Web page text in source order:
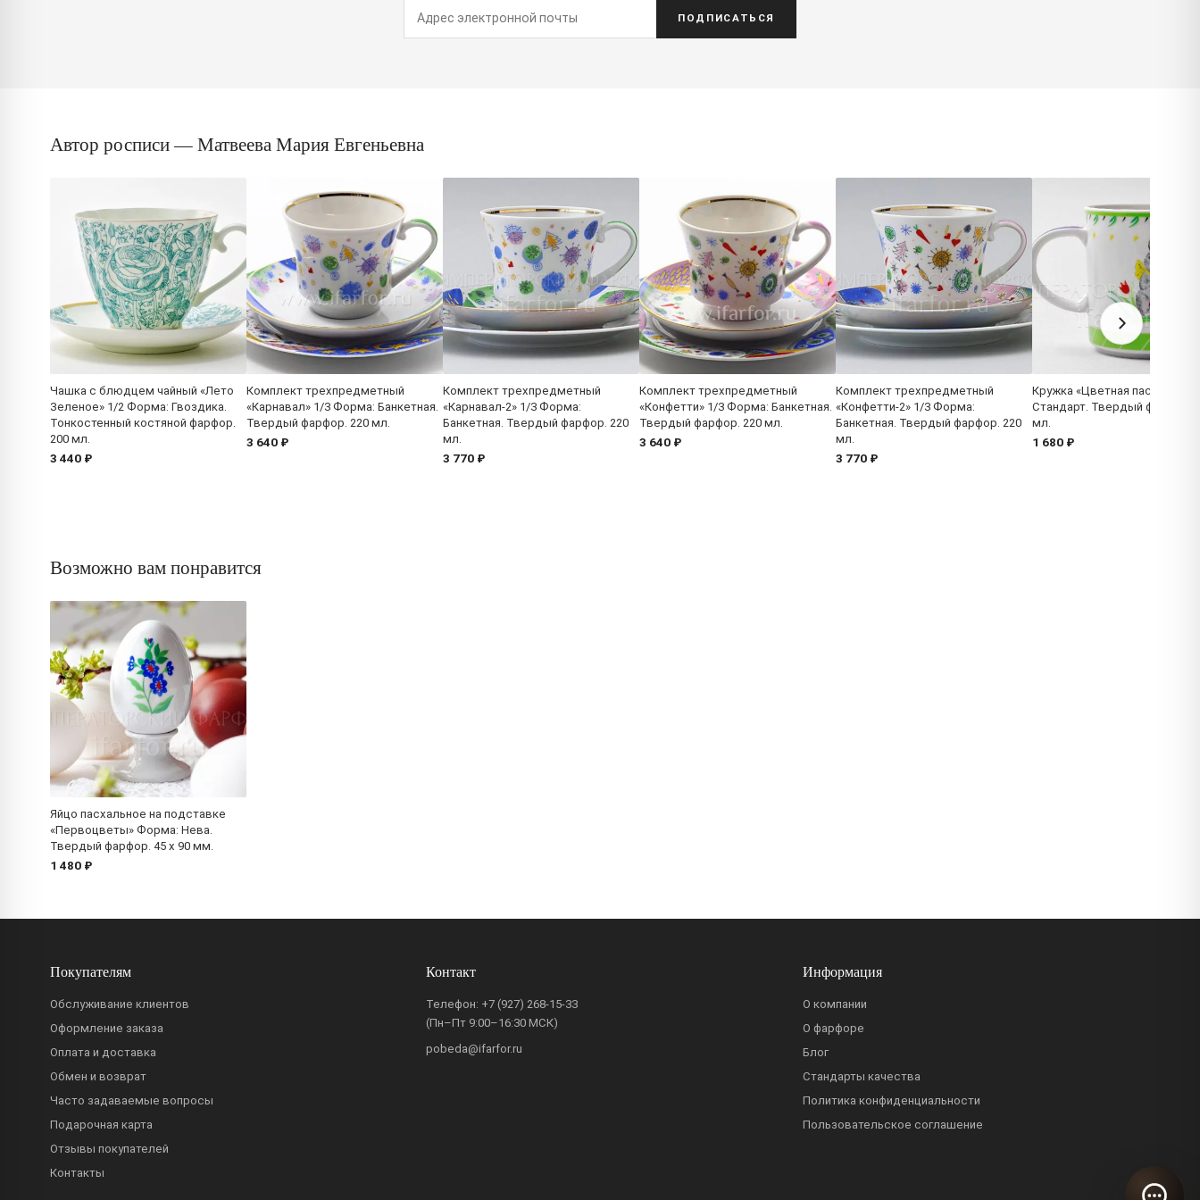
ПОДПИСАТЬСЯ
Автор росписи — Матвеева Мария Евгеньевна
Чашка с блюдцем чайный «Лето
Зеленое» 1/2 Форма: Гвоздика.
Тонкостенный костяной фарфор.
200 мл.
3 440 ₽
Комплект трехпредметный
«Карнавал» 1/3 Форма: Банкетная.
Твердый фарфор. 220 мл.
3 640 ₽
Комплект трехпредметный
«Карнавал-2» 1/3 Форма:
Банкетная. Твердый фарфор. 220
мл.
3 770 ₽
Комплект трехпредметный
«Конфетти» 1/3 Форма: Банкетная.
Твердый фарфор. 220 мл.
3 640 ₽
Комплект трехпредметный
«Конфетти-2» 1/3 Форма:
Банкетная. Твердый фарфор. 220
мл.
3 770 ₽
Кружка «Цветная пасха»
Стандарт. Твердый фарфор.
мл.
1 680 ₽
Возможно вам понравится
Яйцо пасхальное на подставке
«Первоцветы» Форма: Нева.
Твердый фарфор. 45 x 90 мм.
1 480 ₽
Покупателям
Обслуживание клиентов
Оформление заказа
Оплата и доставка
Обмен и возврат
Часто задаваемые вопросы
Подарочная карта
Отзывы покупателей
Контакты
Контакт
Телефон: +7 (927) 268-15-33
(Пн–Пт 9:00–16:30 МСК)
pobeda@ifarfor.ru
Информация
О компании
О фарфоре
Блог
Стандарты качества
Политика конфиденциальности
Пользовательское соглашение